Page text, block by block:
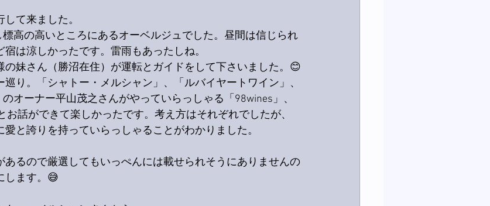
て来ました。
高の高いところにあるオーベルジュでした。昼間は信じられ
は涼しかったです。雷雨もあったしね。
妹さん（勝沼在住）が運転とガイドをして下さいました。😊
り。「シャトー・メルシャン」、「ルバイヤートワイン」、
のオーナー平山茂之さんがやっていらっしゃる「98wines」、
お話ができて楽しかったです。考え方はそれぞれでしたが、
と誇りを持っていらっしゃることがわかりました。
あるので厳選してもいっぺんには載せられそうにありませんの
します。😅